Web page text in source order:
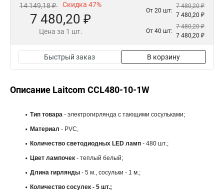
14 149,18 ₽ Скидка 47%
7 480,20 ₽
Цена за 1 шт.
От 20 шт:
7 480,20 ₽
7 480,20 ₽
От 40 шт:
7 480,20 ₽
7 480,20 ₽
Быстрый заказ В корзину
Описание Laitcom CCL480-10-1W
Тип товара - электрогирлянда с тающими сосульками;
Материал - PVC,
Количество светодиодных LED ламп - 480 шт.;
Цвет лампочек - теплый белый;
Длина гирлянды - 5 м., сосульки - 1 м.;
Количество сосулек - 5 шт.;